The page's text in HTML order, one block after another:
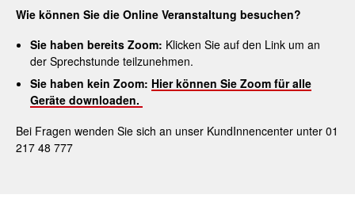
Wie können Sie die Online Veranstaltung besuchen?
Sie haben bereits Zoom: Klicken Sie auf den Link um an
der Sprechstunde teilzunehmen.
Sie haben kein Zoom: Hier können Sie Zoom für alle
Geräte downloaden.
Bei Fragen wenden Sie sich an unser KundInnencenter unter 01
217 48 777